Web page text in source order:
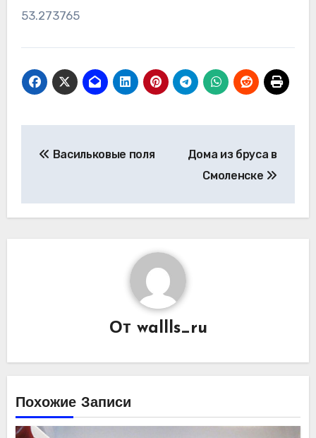
53.273765
Васильковые поля
Дома из бруса в
Смоленске
От wallls_ru
Похожие Записи